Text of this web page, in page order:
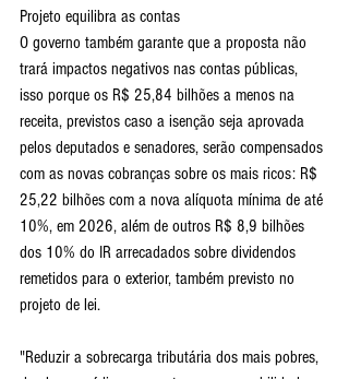
Projeto equilibra as contas
O governo também garante que a proposta não
trará impactos negativos nas contas públicas,
isso porque os R$ 25,84 bilhões a menos na
receita, previstos caso a isenção seja aprovada
pelos deputados e senadores, serão compensados
com as novas cobranças sobre os mais ricos: R$
25,22 bilhões com a nova alíquota mínima de até
10%, em 2026, além de outros R$ 8,9 bilhões
dos 10% do IR arrecadados sobre dividendos
remetidos para o exterior, também previsto no
projeto de lei.
"Reduzir a sobrecarga tributária dos mais pobres,